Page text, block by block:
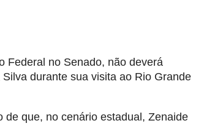
Federal no Senado, não deverá
durante sua visita ao Rio Grande
que, no cenário estadual, Zenaide